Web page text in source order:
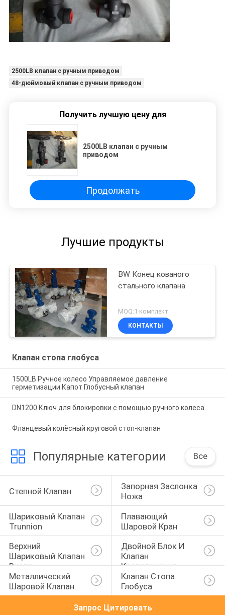
2500LB клапан с ручным приводом
48-дюймовый клапан с ручным приводом
Получить лучшую цену для
2500LB клапан с ручным
приводом
Продолжать
Лучшие продукты
BW Конец кованого
стального клапана
MOQ:1 комплект
КОНТАКТЫ
Клапан стопа глобуса
1500LB Ручное колесо Управляемое давление
герметизации Капот Глобусный клапан
DN1200 Ключ для блокировки с помощью ручного колеса
Фланцевый колёсный круговой стоп-клапан
Популярные категории Все
Степной Клапан
Запорная Заслонка
Ножа
Шариковый Клапан
Trunnion
Плавающий
Шаровой Кран
Верхний
Шариковый Клапан
Входа
Двойной Блок И
Клапан
Кровотечения
Металлический
Шаровой Клапан
Клапан Стопа
Глобуса
Запрос Цитировать